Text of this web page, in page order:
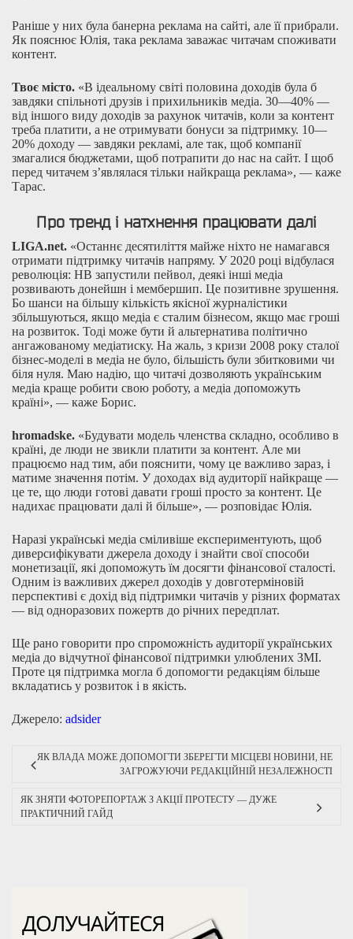
Раніше у них була банерна реклама на сайті, але її прибрали.
Як пояснює Юлія, така реклама заважає читачам споживати
контент.
Твоє місто. «В ідеальному світі половина доходів була б
завдяки спільноті друзів і прихильників медіа. 30—40% —
від іншого виду доходів за рахунок читачів, коли за контент
треба платити, а не отримувати бонуси за підтримку. 10—
20% доходу — завдяки рекламі, але так, щоб компанії
змагалися бюджетами, щоб потрапити до нас на сайт. І щоб
перед читачем з’являлася тільки найкраща реклама», — каже
Тарас.
Про тренд і натхнення працювати далі
LIGA.net. «Останнє десятиліття майже ніхто не намагався
отримати підтримку читачів напряму. У 2020 році відбулася
революція: НВ запустили пейвол, деякі інші медіа
розвивають донейшн і мембершип. Це позитивне зрушення.
Бо шанси на більшу кількість якісної журналістики
збільшуються, якщо медіа є сталим бізнесом, якщо має гроші
на розвиток. Тоді може бути й альтернатива політично
ангажованому медіатиску. На жаль, з кризи 2008 року сталої
бізнес-моделі в медіа не було, більшість були збитковими чи
біля нуля. Маю надію, що читачі дозволяють українським
медіа краще робити свою роботу, а медіа допоможуть
країні», — каже Борис.
hromadske. «Будувати модель членства складно, особливо в
країні, де люди не звикли платити за контент. Але ми
працюємо над тим, аби пояснити, чому це важливо зараз, і
матиме значення потім. У доходах від аудиторії найкраще —
це те, що люди готові давати гроші просто за контент. Це
надихає працювати далі й більше», — розповідає Юлія.
Наразі українські медіа сміливіше експериментують, щоб
диверсифікувати джерела доходу і знайти свої способи
монетизації, які допоможуть їм досягти фінансової сталості.
Одним із важливих джерел доходів у довготерміновій
перспективі є дохід від підтримки читачів у різних форматах
— від одноразових пожертв до річних передплат.
Ще рано говорити про спроможність аудиторії українських
медіа до відчутної фінансової підтримки улюблених ЗМІ.
Проте ця підтримка могла б допомогти редакціям більше
вкладатись у розвиток і в якість.
Джерело: adsider
ЯК ВЛАДА МОЖЕ ДОПОМОГТИ ЗБЕРЕГТИ МІСЦЕВІ НОВИНИ, НЕ
ЗАГРОЖУЮЧИ РЕДАКЦІЙНІЙ НЕЗАЛЕЖНОСТІ
ЯК ЗНЯТИ ФОТОРЕПОРТАЖ З АКЦІЇ ПРОТЕСТУ — ДУЖЕ
ПРАКТИЧНИЙ ГАЙД